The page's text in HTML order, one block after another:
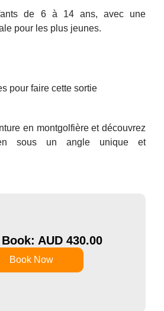
de 6 à 14 ans, avec une
pour les plus jeunes.
pour faire cette sortie
en montgolfière et découvrez
sous un angle unique et
AUD 430.00
Book Now